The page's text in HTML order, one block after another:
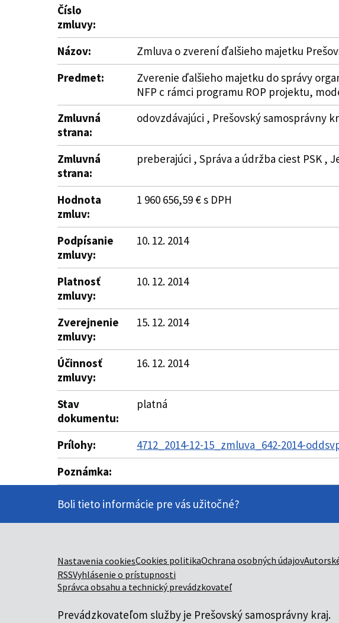
Číslo
zmluvy:
Názov:
Zmluva o zverení ďalšieho majetku
Predmet:
Zverenie ďalšieho majetku do správy
NFP c rámci programu ROP projektu,
Zmluvná
strana:
odovzdávajúci , Prešovský samosprávny
Zmluvná
strana:
preberajúci , Správa a údržba ciest PSK ,
Hodnota
zmluv:
1 960 656,59 € s DPH
Podpísanie
zmluvy:
10. 12. 2014
Platnosť
zmluvy:
10. 12. 2014
Zverejnenie
zmluvy:
15. 12. 2014
Účinnosť
zmluvy:
16. 12. 2014
Stav
dokumentu:
platná
Prílohy:
4712_2014-12-15_zmluva_642-2014-
Poznámka:
Boli tieto informácie pre vás užitočné?
Nastavenia cookiesCookies politikaOchrana osobných údajov
RSSVyhlásenie o prístupnosti
Správca obsahu a technický prevádzkovateľ
Prevádzkovateľom služby je Prešovský samosprávny kraj.